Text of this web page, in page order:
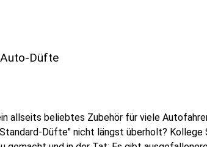
Düfte
allseits beliebtes Zubehör für viele
Düfte" nicht längst überholt? Kollege